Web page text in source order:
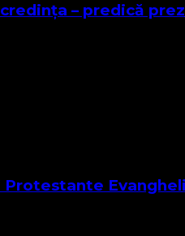
– predică